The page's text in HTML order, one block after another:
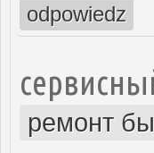
odpowiedz
ремонт